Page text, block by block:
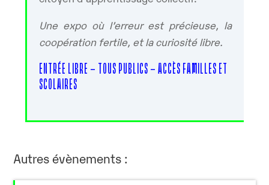
Une expo où l’erreur est précieuse, la
coopération fertile, et la curiosité libre.
ENTRÉE LIBRE – TOUS PUBLICS – ACCÈS FAMILLES ET
SCOLAIRES
Autres évènements :